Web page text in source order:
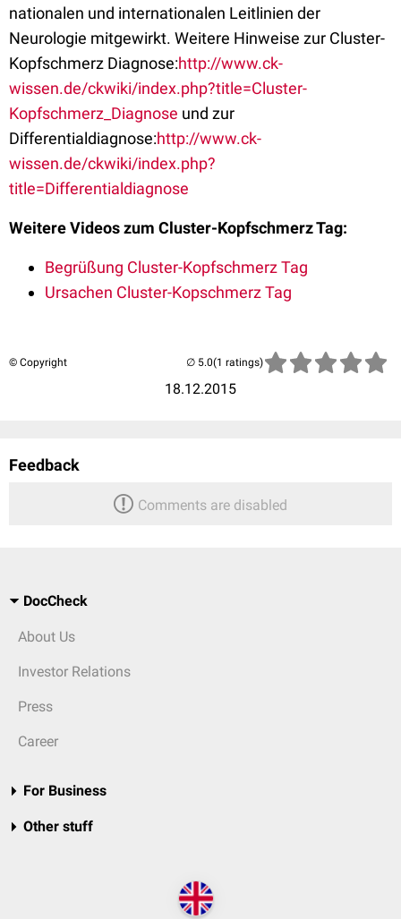
nationalen und internationalen Leitlinien der
Neurologie mitgewirkt. Weitere Hinweise zur Cluster-
Kopfschmerz Diagnose:http://www.ck-
wissen.de/ckwiki/index.php?title=Cluster-
Kopfschmerz_Diagnose und zur
Differentialdiagnose:http://www.ck-
wissen.de/ckwiki/index.php?
title=Differentialdiagnose
Weitere Videos zum Cluster-Kopfschmerz Tag:
Begrüßung Cluster-Kopfschmerz Tag
Ursachen Cluster-Kopschmerz Tag
© Copyright
18.12.2015
(1 ratings)
Feedback
Comments are disabled
DocCheck
About Us
Investor Relations
Press
Career
For Business
Other stuff